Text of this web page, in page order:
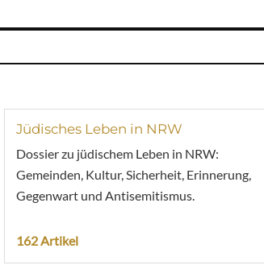
Jüdisches Leben in NRW
Dossier zu jüdischem Leben in NRW:
Gemeinden, Kultur, Sicherheit, Erinnerung,
Gegenwart und Antisemitismus.
162 Artikel